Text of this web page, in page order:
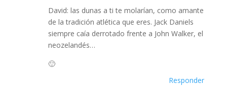
David: las dunas a ti te molarían, como amante
de la tradición atlética que eres. Jack Daniels
siempre caía derrotado frente a John Walker, el
neozelandés…
🙂
Responder